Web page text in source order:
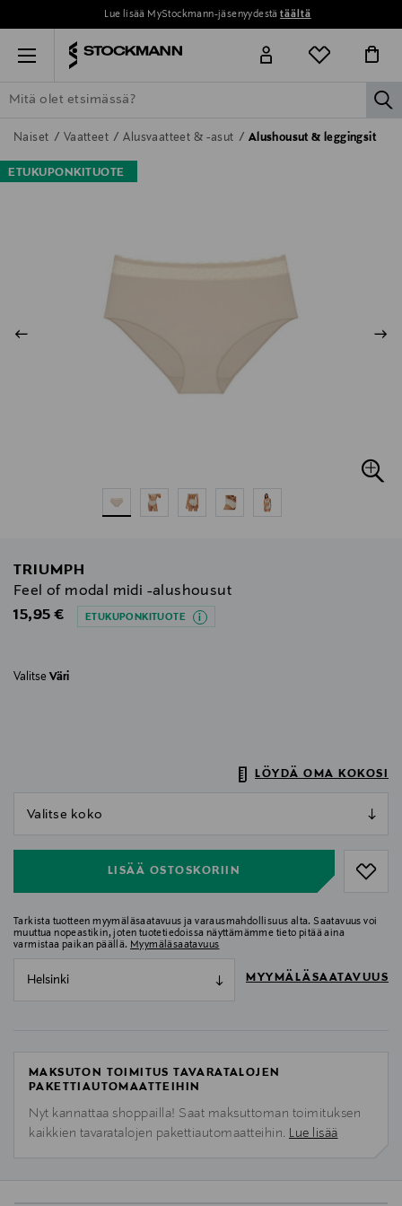
Lue lisää MyStockmann-jäsenyydestätäältä
Menu
ETSI KAIKKI NAISET MIEHET LAPSET KOTI
Naiset Vaatteet Alusvaatteet & -asut Alushousut & leggingsit
ETUKUPONKITUOTE
TRIUMPH
Feel of modal midi -alushousut
Original Price
15,95 € ETUKUPONKITUOTE
Valitse Väri
LÖYDÄ OMA KOKOSI
LISÄÄ OSTOSKORIIN
Tarkista tuotteen myymäläsaatavuus ja varausmahdollisuus alta. Saatavuus voi
muuttua nopeastikin, joten tuotetiedoissa näyttämämme tieto pitää aina
varmistaa paikan päällä. Myymäläsaatavuus
Helsinki MYYMÄLÄSAATAVUUS
MAKSUTON TOIMITUS TAVARATALOJEN
PAKETTIAUTOMAATTEIHIN
Nyt kannattaa shoppailla! Saat maksuttoman toimituksen
kaikkien tavaratalojen pakettiautomaatteihin. Lue lisää